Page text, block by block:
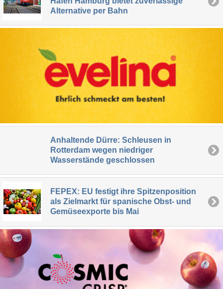
Alternative per Bahn
Anhaltende Dürre: Schleusen in
Rotterdam wegen niedriger
Wasserstände geschlossen
FEPEX: EU festigt ihre Spitzenposition
als Zielmarkt für spanische Obst- und
Gemüseexporte bis Mai